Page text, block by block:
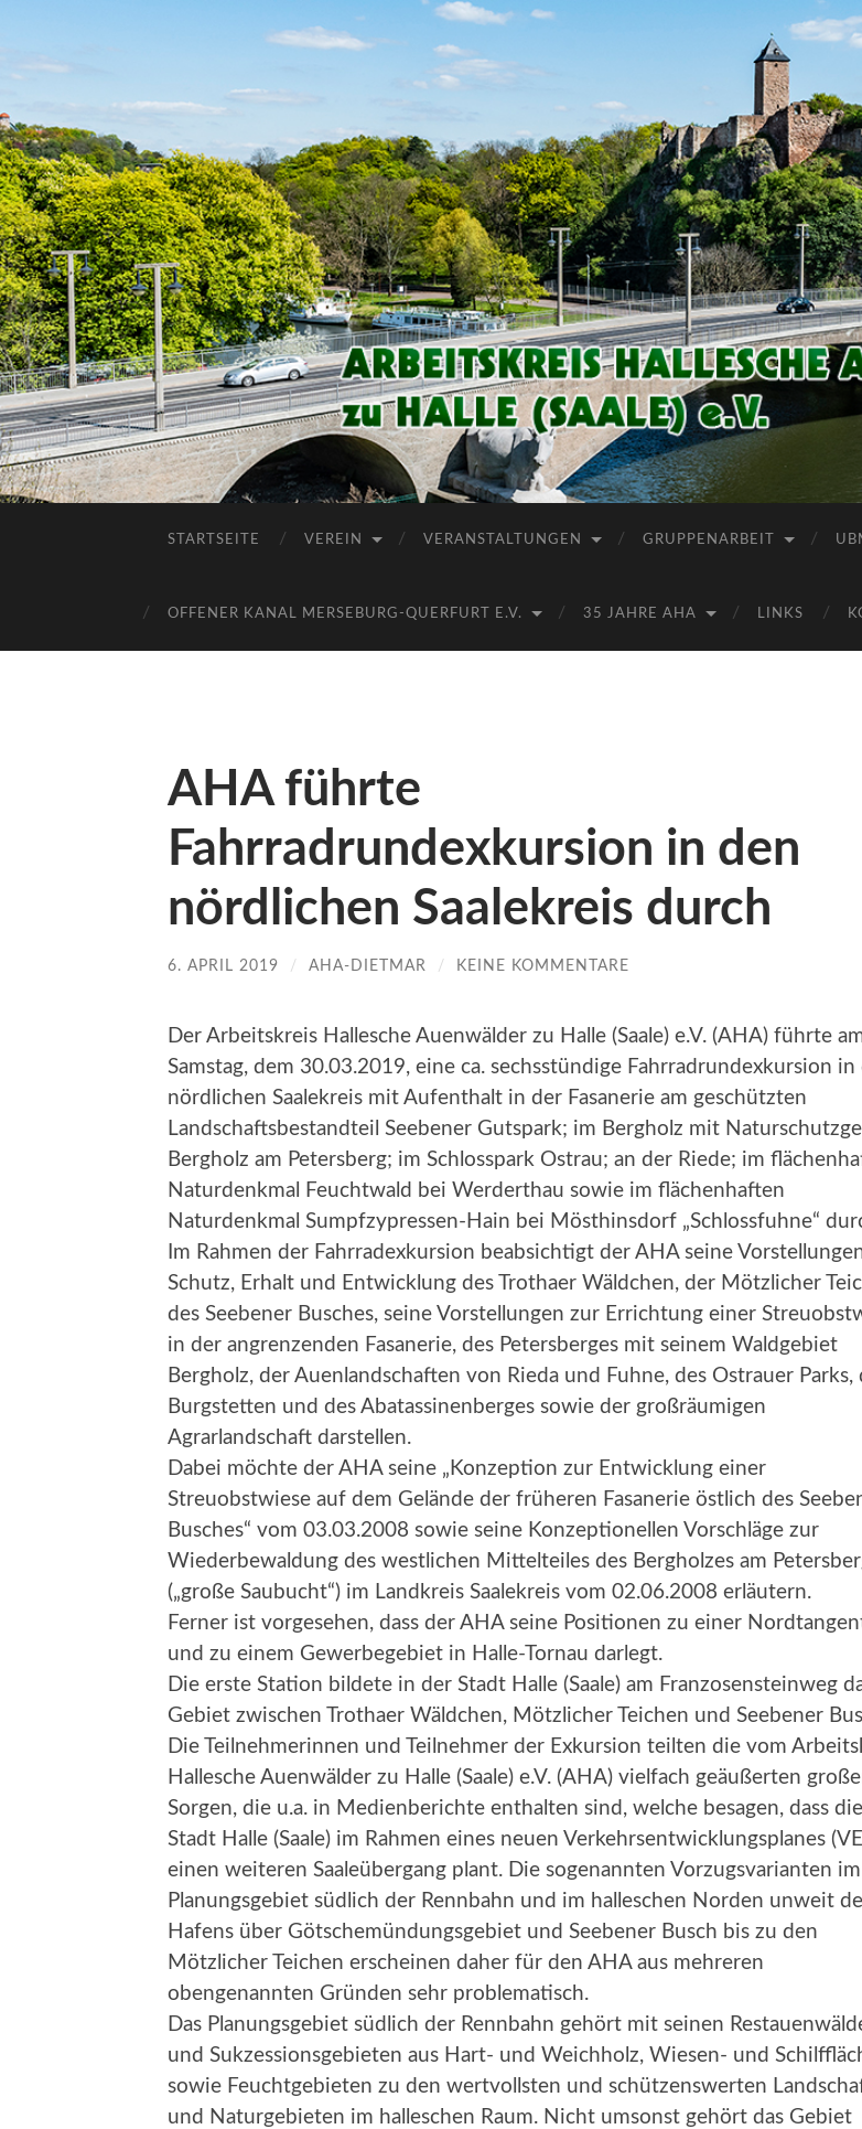
Arbeitskreis
Hallesche
Auenwälder
zu
Halle
e.V.
STARTSEITE VEREIN VERANSTALTUNGEN GRUPPENARBEIT
OFFENER KANAL MERSEBURG-QUERFURT E.V. 35 JAHRE AHA LINKS
AHA führte
Fahrradrundexkursion in den
nördlichen Saalekreis durch
6. APRIL 2019 / AHA-DIETMAR / KEINE KOMMENTARE
Der Arbeitskreis Hallesche Auenwälder zu Halle (Saale) e.V. (AHA) führte
Samstag, dem 30.03.2019, eine ca. sechsstündige Fahrradrundexkursion in
nördlichen Saalekreis mit Aufenthalt in der Fasanerie am geschützten
Landschaftsbestandteil Seebener Gutspark; im Bergholz mit
Bergholz am Petersberg; im Schlosspark Ostrau; an der Riede; im
Naturdenkmal Feuchtwald bei Werderthau sowie im flächenhaften
Naturdenkmal Sumpfzypressen-Hain bei Mösthinsdorf „Schlossfuhne“
Im Rahmen der Fahrradexkursion beabsichtigt der AHA seine
Schutz, Erhalt und Entwicklung des Trothaer Wäldchen, der Mötzlicher
des Seebener Busches, seine Vorstellungen zur Errichtung einer
in der angrenzenden Fasanerie, des Petersberges mit seinem Waldgebiet
Bergholz, der Auenlandschaften von Rieda und Fuhne, des Ostrauer Parks,
Burgstetten und des Abatassinenberges sowie der großräumigen
Agrarlandschaft darstellen.
Dabei möchte der AHA seine „Konzeption zur Entwicklung einer
Streuobstwiese auf dem Gelände der früheren Fasanerie östlich des
Busches“ vom 03.03.2008 sowie seine Konzeptionellen Vorschläge zur
Wiederbewaldung des westlichen Mittelteiles des Bergholzes am
(„große Saubucht“) im Landkreis Saalekreis vom 02.06.2008 erläutern.
Ferner ist vorgesehen, dass der AHA seine Positionen zu einer
und zu einem Gewerbegebiet in Halle-Tornau darlegt.
Die erste Station bildete in der Stadt Halle (Saale) am Franzosensteinweg
Gebiet zwischen Trothaer Wäldchen, Mötzlicher Teichen und Seebener
Die Teilnehmerinnen und Teilnehmer der Exkursion teilten die vom
Hallesche Auenwälder zu Halle (Saale) e.V. (AHA) vielfach geäußerten
Sorgen, die u.a. in Medienberichte enthalten sind, welche besagen, dass die
Stadt Halle (Saale) im Rahmen eines neuen Verkehrsentwicklungsplanes
einen weiteren Saaleübergang plant. Die sogenannten Vorzugsvarianten im
Planungsgebiet südlich der Rennbahn und im halleschen Norden unweit
Hafens über Götschemündungsgebiet und Seebener Busch bis zu den
Mötzlicher Teichen erscheinen daher für den AHA aus mehreren
obengenannten Gründen sehr problematisch.
Das Planungsgebiet südlich der Rennbahn gehört mit seinen
und Sukzessionsgebieten aus Hart- und Weichholz, Wiesen- und
sowie Feuchtgebieten zu den wertvollsten und schützenswerten
und Naturgebieten im halleschen Raum. Nicht umsonst gehört das Gebiet